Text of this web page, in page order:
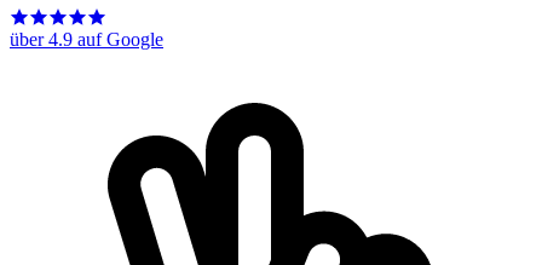
über 4.9 auf Google